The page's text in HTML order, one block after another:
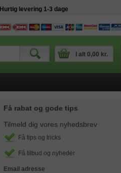
Hurtig levering 1-3 dage
I alt 0,00 kr.
Få rabat og gode tips
Tilmeld dig vores nyhedsbrev
Få tips og tricks
Få tilbud og nyheder
Email adresse